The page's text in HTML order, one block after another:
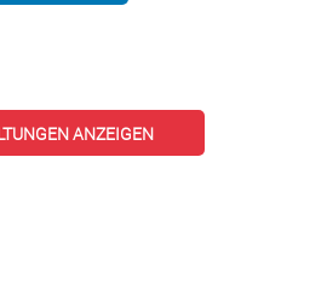
ANZEIGEN